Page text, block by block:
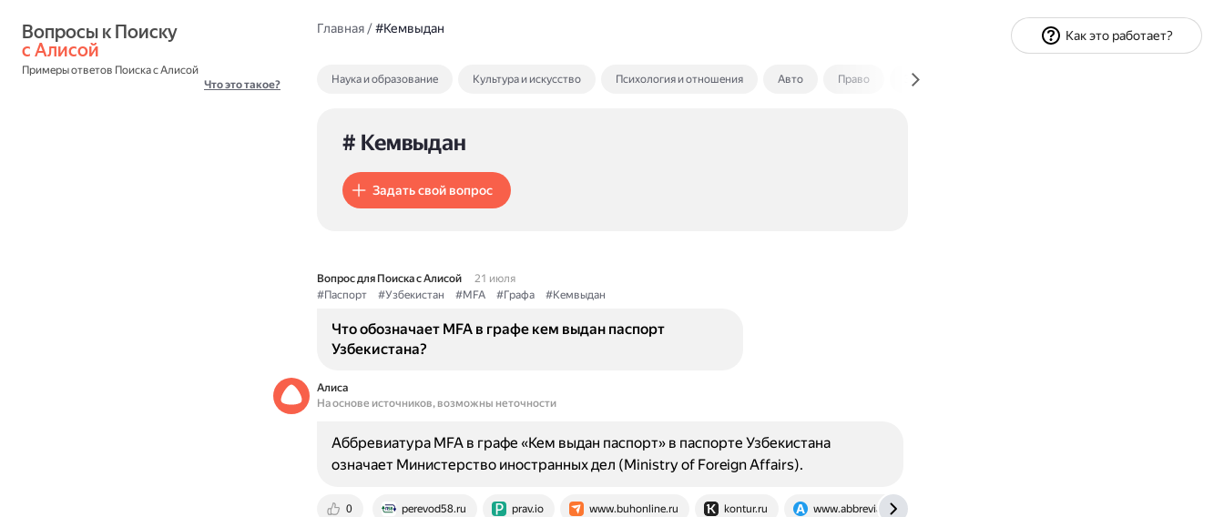
с Алисой
Примеры ответов Поиска с Алисой
Что это такое?
Главная/#Кемвыдан
Наука и образование Культура и искусство Психология и отношения Авто Право Экономика и финансы
# Кемвыдан
Задать свой вопрос
Вопрос для Поиска с Алисой
21 июля
#Паспорт
#Узбекистан #MFA #Графа #Кемвыдан
Что обозначает MFA в графе кем выдан паспорт
Узбекистана?
Алиса
На основе источников, возможны неточности
0 perevod58.ru prav.io www.buhonline.ru kontur.ru www.abbreviationfinder.org
Аббревиатура MFA в графе «Кем выдан паспорт» в паспорте Узбекистана
означает Министерство иностранных дел (Ministry of Foreign Affairs).
Как это работает?